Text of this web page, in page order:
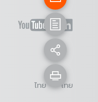
ไทย - ไทย